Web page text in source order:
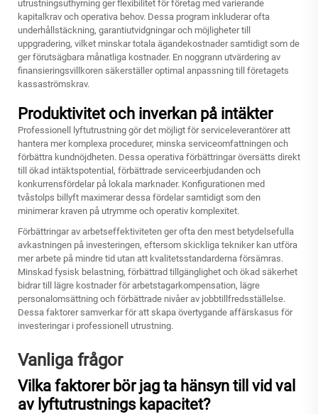
utrustningsuthyrning ger flexibilitet för företag med varierande
kapitalkrav och operativa behov. Dessa program inkluderar ofta
underhållstäckning, garantiutvidgningar och möjligheter till
uppgradering, vilket minskar totala ägandekostnader samtidigt som de
ger förutsägbara månatliga kostnader. En noggrann utvärdering av
finansieringsvillkoren säkerställer optimal anpassning till företagets
kassaströmskrav.
Produktivitet och inverkan på intäkter
Professionell lyftutrustning gör det möjligt för serviceleverantörer att
hantera mer komplexa procedurer, minska serviceomfattningen och
förbättra kundnöjdheten. Dessa operativa förbättringar översätts direkt
till ökad intäktspotential, förbättrade serviceerbjudanden och
konkurrensfördelar på lokala marknader. Konfigurationen med
tvåstolps billyft maximerar dessa fördelar samtidigt som den
minimerar kraven på utrymme och operativ komplexitet.
Förbättringar av arbetseffektiviteten ger ofta den mest betydelsefulla
avkastningen på investeringen, eftersom skickliga tekniker kan utföra
mer arbete på mindre tid utan att kvalitetsstandarderna försämras.
Minskad fysisk belastning, förbättrad tillgänglighet och ökad säkerhet
bidrar till lägre kostnader för arbetstagarkompensation, lägre
personalomsättning och förbättrade nivåer av jobbtillfredsställelse.
Dessa faktorer samverkar för att skapa övertygande affärskasus för
investeringar i professionell utrustning.
Vanliga frågor
Vilka faktorer bör jag ta hänsyn till vid val
av lyftutrustnings kapacitet?